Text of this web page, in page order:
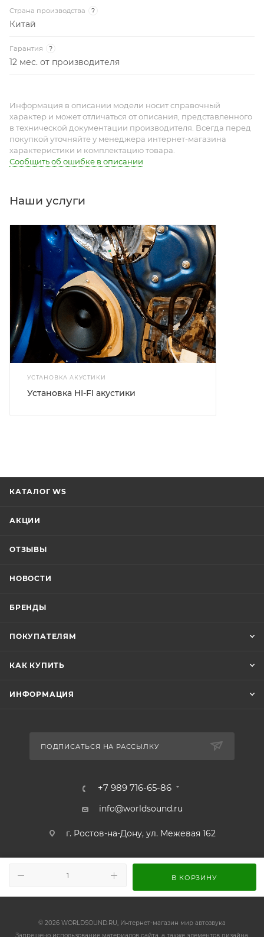
В КОРЗИНУ
Страна производства ?
Китай
Гарантия ?
12 мес. от производителя
Информация в описании модели носит справочный
характер и может отличаться от описания, представленного
в технической документации производителя. Всегда перед
покупкой уточняйте у менеджера интернет-магазина
характеристики и комплектацию товара.
Сообщить об ошибке в описании
Наши услуги
УСТАНОВКА АКУСТИКИ
Установка HI-FI акустики
КАТАЛОГ WS
АКЦИИ
ОТЗЫВЫ
НОВОСТИ
БРЕНДЫ
ПОКУПАТЕЛЯМ
КАК КУПИТЬ
ИНФОРМАЦИЯ
ПОДПИСАТЬСЯ НА РАССЫЛКУ
+7 989 716-65-86
info@worldsound.ru
г. Ростов-на-Дону, ул. Межевая 162
© 2026 WORLDSOUND.RU, Интернет-магазин мир автозвука
Запрещено использование материалов сайта, а также элементов дизайна,